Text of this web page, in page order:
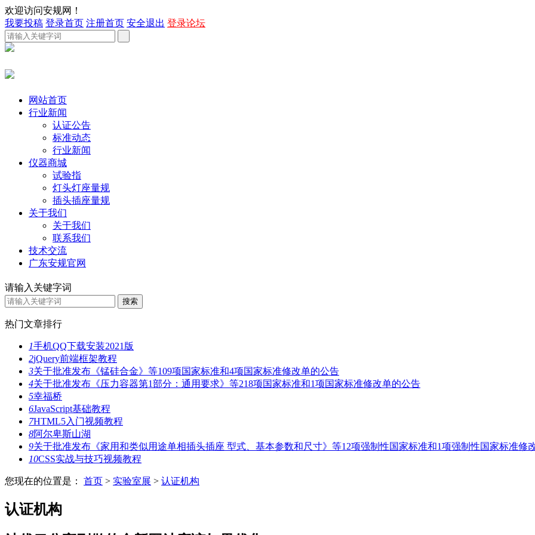
欢迎访问安规网！
我要投稿 登录首页 注册首页 安全退出 登录论坛
网站首页
行业新闻
认证公告
标准动态
行业新闻
仪器商城
试验指
灯头灯座量规
插头插座量规
关于我们
关于我们
联系我们
技术交流
广东安规官网
请输入关键字词
热门文章排行
1手机QQ下载安装2021版
2jQuery前端框架教程
3关于批准发布《锰硅合金》等109项国家标准和4项国家标准修改单的公告
4关于批准发布《压力容器第1部分：通用要求》等218项国家标准和1项国家标准修改单的公告
5幸福桥
6JavaScript基础教程
7HTML5入门视频教程
8阿尔卑斯山湖
9关于批准发布《家用和类似用途单相插头插座 型式、基本参数和尺寸》等12项强制性国家标准和1项强制性国家标准修
10CSS实战与技巧视频教程
您现在的位置是： 首页 > 实验室展 > 认证机构
认证机构